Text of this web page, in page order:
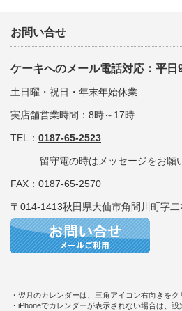
お問い合せ
ケーキへのメール電話対応：平日
土日曜・祝日・年末年始休業
実店舗営業時間：8時～17時
TEL： 0187-65-2523
留守電の時はメッセージをお願
FAX：0187-65-2570
〒014-1413秋田県大仙市角間川町字
・翌月のカレンダーは、三角アイコン右向きをク
・iPhoneでカレンダーが表示されない場合は、